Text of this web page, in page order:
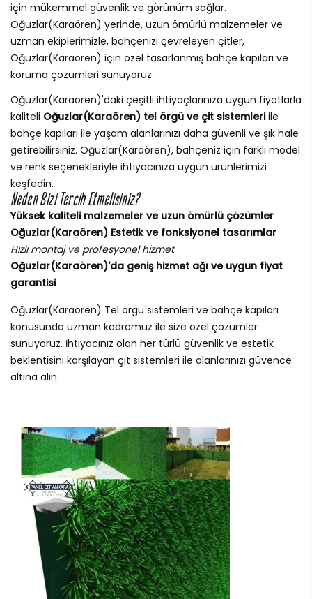
için mükemmel güvenlik ve görünüm sağlar.
Oğuzlar(Karaören) yerinde, uzun ömürlü malzemeler ve
uzman ekiplerimizle, bahçenizi çevreleyen çitler,
Oğuzlar(Karaören) için özel tasarlanmış bahçe kapıları ve
koruma çözümleri sunuyoruz.
Oğuzlar(Karaören)'daki çeşitli ihtiyaçlarınıza uygun fiyatlarla
kaliteli Oğuzlar(Karaören) tel örgü ve çit sistemleriile
bahçe kapıları ile yaşam alanlarınızı daha güvenli ve şık hale
getirebilirsiniz. Oğuzlar(Karaören), bahçeniz için farklı model
ve renk seçenekleriyle ihtiyacınıza uygun ürünlerimizi
keşfedin.
Neden Bizi Tercih Etmelisiniz?
Yüksek kaliteli malzemeler ve uzun ömürlü çözümler
Oğuzlar(Karaören) Estetik ve fonksiyonel tasarımlar
Hızlı montaj ve profesyonel hizmet
Oğuzlar(Karaören)'da geniş hizmet ağı ve uygun fiyat
garantisi
Oğuzlar(Karaören) Tel örgü sistemleri ve bahçe kapıları
konusunda uzman kadromuz ile size özel çözümler
sunuyoruz. İhtiyacınız olan her türlü güvenlik ve estetik
beklentisini karşılayan çit sistemleri ile alanlarınızı güvence
altına alın.